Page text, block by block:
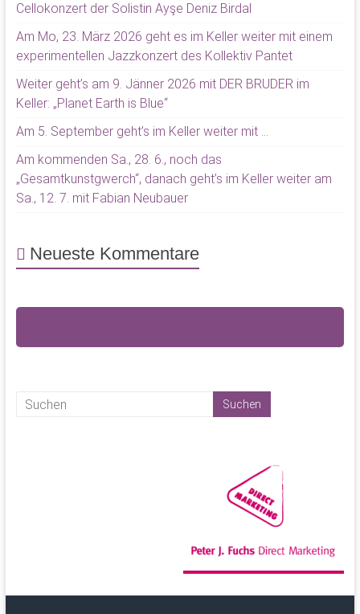
Cellokonzert der Solistin Ayşe Deniz Birdal
Am Mo, 23. März 2026 geht es im Keller weiter mit einem
experimentellen Jazzkonzert des Kollektiv Pantet
Weiter geht’s am 9. Jänner 2026 mit DER BRUDER im
Keller: „Planet Earth is Blue“
Am 5. September geht’s im Keller weiter mit …
Am kommenden Sa., 28. 6., noch das
„Gesamtkunstgwerch“, danach geht’s im Keller weiter am
Sa., 12. 7. mit Fabian Neubauer
Neueste Kommentare